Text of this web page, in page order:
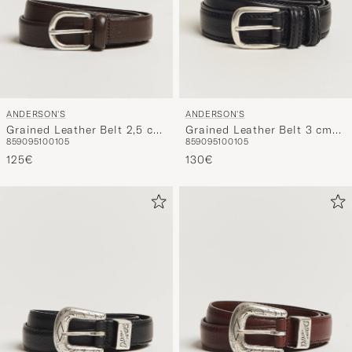
ANDERSON'S
Grained Leather Belt 2,5 cm
Dark Brown
859095100105
125€
ANDERSON'S
Grained Leather Belt 3 cm
Black
859095100105
130€